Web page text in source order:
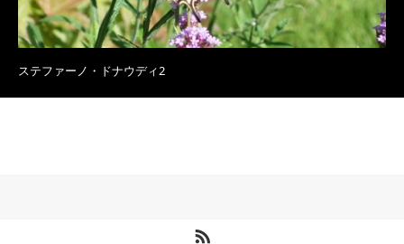
ステファーノ・ドナウディ2